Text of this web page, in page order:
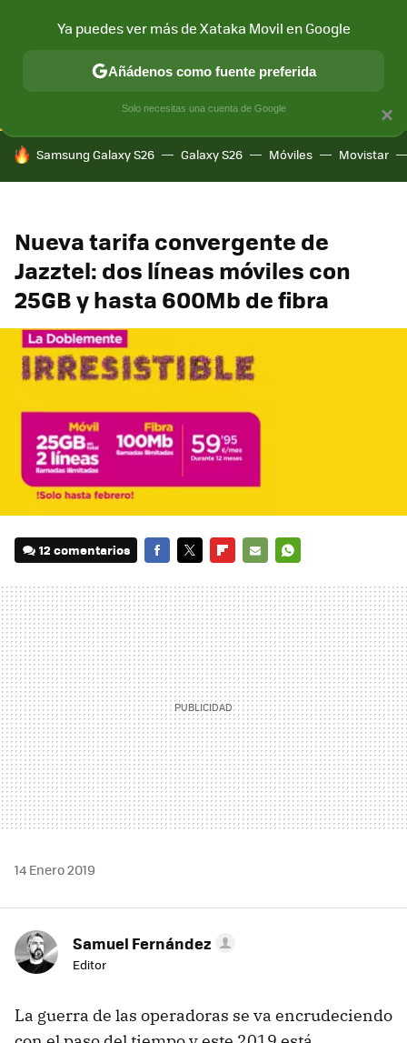
CONECTIVIDAD MÓVIL Y SOCIEDAD APLICACIONES
HOY SE HABLA DE
Samsung Galaxy S26 Galaxy S26 Móviles Movistar
Nueva tarifa convergente de
Jazztel: dos líneas móviles con
25GB y hasta 600Mb de fibra
12 comentarios
MAIL
14 Enero 2019
Samuel Fernández
Editor
La guerra de las operadoras se va encrudeciendo
×
Ya puedes ver más de Xataka Movil en Google
Añádenos como fuente preferida
Solo necesitas una cuenta de Google